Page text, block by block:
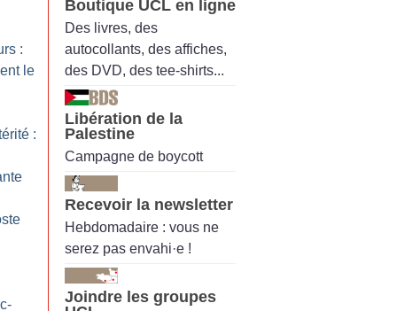
:
le
:
Boutique UCL en ligne
Des livres, des
autocollants, des affiches,
des DVD, des tee-shirts...
Libération de la
Palestine
Campagne de boycott
Recevoir la newsletter
Hebdomadaire : vous ne
serez pas envahi·e !
Joindre les groupes